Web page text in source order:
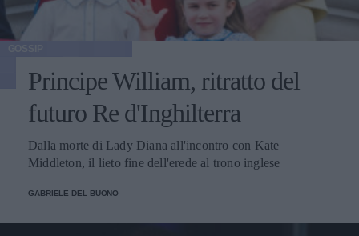
Principe William, ritratto del
futuro Re d'Inghilterra
Dalla morte di Lady Diana all'incontro con Kate
Middleton, il lieto fine dell'erede al trono inglese
GABRIELE DEL BUONO